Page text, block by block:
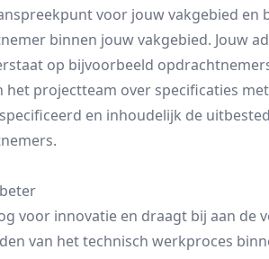
voor jouw vakgebied
binnen jouw vakgebied. Jouw
op bijvoorbeeld
het projectteam over specificaties
en inhoudelijk de
voor innovatie en draagt bij aan de
van het technisch werkproces